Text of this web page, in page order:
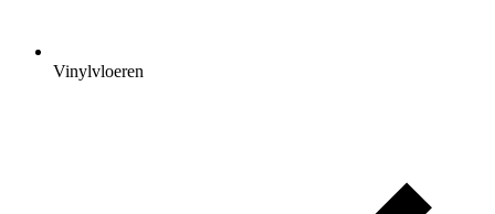
Vinylvloeren